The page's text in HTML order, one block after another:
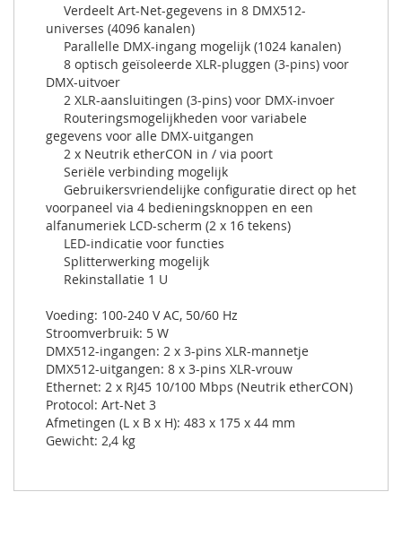
Verdeelt Art-Net-gegevens in 8 DMX512-
universes (4096 kanalen)
Parallelle DMX-ingang mogelijk (1024 kanalen)
8 optisch geïsoleerde XLR-pluggen (3-pins) voor
DMX-uitvoer
2 XLR-aansluitingen (3-pins) voor DMX-invoer
Routeringsmogelijkheden voor variabele
gegevens voor alle DMX-uitgangen
2 x Neutrik etherCON in / via poort
Seriële verbinding mogelijk
Gebruikersvriendelijke configuratie direct op het
voorpaneel via 4 bedieningsknoppen en een
alfanumeriek LCD-scherm (2 x 16 tekens)
LED-indicatie voor functies
Splitterwerking mogelijk
Rekinstallatie 1 U
Voeding: 100-240 V AC, 50/60 Hz
Stroomverbruik: 5 W
DMX512-ingangen: 2 x 3-pins XLR-mannetje
DMX512-uitgangen: 8 x 3-pins XLR-vrouw
Ethernet: 2 x RJ45 10/100 Mbps (Neutrik etherCON)
Protocol: Art-Net 3
Afmetingen (L x B x H): 483 x 175 x 44 mm
Gewicht: 2,4 kg